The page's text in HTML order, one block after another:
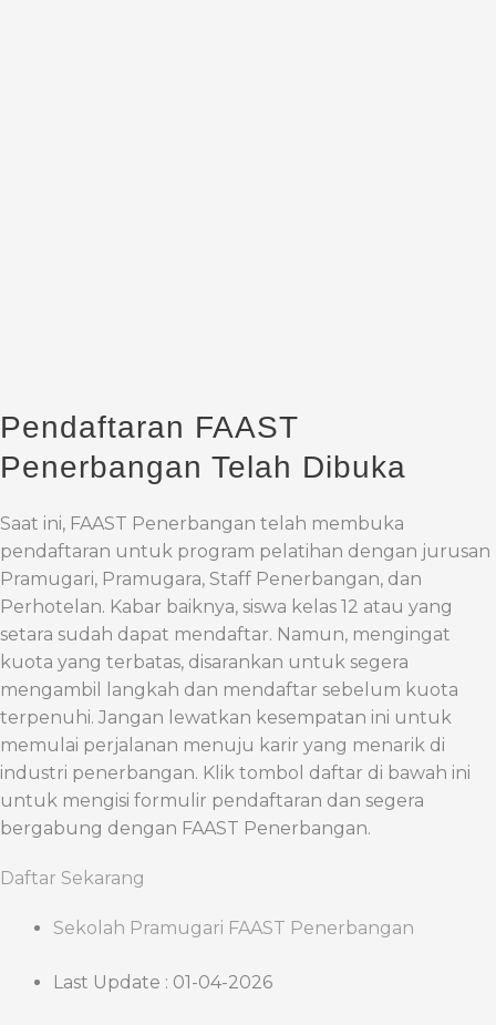
Pendaftaran FAAST
Penerbangan Telah Dibuka
Saat ini, FAAST Penerbangan telah membuka
pendaftaran untuk program pelatihan dengan jurusan
Pramugari, Pramugara, Staff Penerbangan, dan
Perhotelan. Kabar baiknya, siswa kelas 12 atau yang
setara sudah dapat mendaftar. Namun, mengingat
kuota yang terbatas, disarankan untuk segera
mengambil langkah dan mendaftar sebelum kuota
terpenuhi. Jangan lewatkan kesempatan ini untuk
memulai perjalanan menuju karir yang menarik di
industri penerbangan. Klik tombol daftar di bawah ini
untuk mengisi formulir pendaftaran dan segera
bergabung dengan FAAST Penerbangan.
Daftar Sekarang
Sekolah Pramugari FAAST Penerbangan
Last Update : 01-04-2026